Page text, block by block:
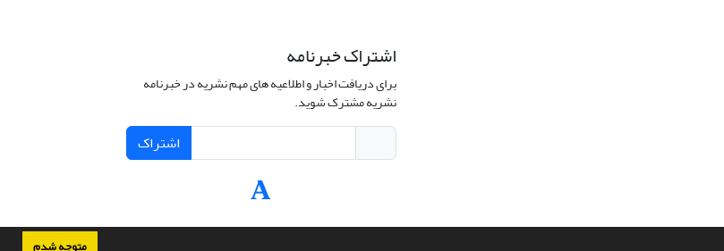
اشتراک خبرنامه
برای دریافت اخبار و اطلاعیه های مهم نشریه در خبرنامه
نشریه مشترک شوید.
اشتراک